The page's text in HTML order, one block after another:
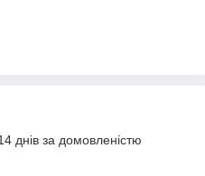
днів за домовленістю